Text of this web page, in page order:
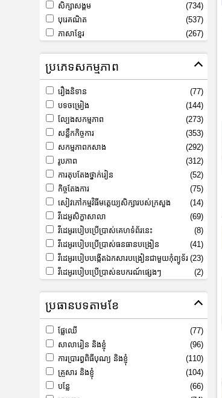
(734)
សិក្សាសង្គម
(537)
បុរេគណិត
(267)
ភាសាខ្មែរ
ប្រភេទសកម្មភាព
(77)
រឿងនិទាន
(144)
បទចម្រៀង
(273)
ល្បែងសកម្មភាព
(353)
សន្លឹកកិច្ចការ
(292)
សកម្មភាពកសាង
(312)
រូបភាព
(52)
ការតុបតែងថ្នាក់រៀន
(75)
កិច្ចតែងការ
(14)
សៀវភៅកម្មវិធីមត្តេយ្យសិក្សារបស់ក្រសួង
(69)
វីដេអូសិក្ខាសាលា
(8)
វីដេអូរបៀបប្រើប្រាស់គេហទំព័រនេះ
(41)
វីដេអូរបៀបប្រើប្រាស់ធនធានបង្រៀន
(23)
វីដេអូរបៀបបង្កើតឯកសារបង្រៀនជាមួយកុំព្យូទ័រ
(2)
វីដេអូរបៀបប្រើប្រាស់ឧបករណ៍ផ្សេងៗ
ប្រធានបទតាមខែ
(77)
ផ្លែឈើ
(96)
សាលារៀន និងខ្ញុំ
(110)
ការប្រារព្ធពិធីបុណ្យ និងខ្ញុំ
(104)
គ្រួសារ និងខ្ញុំ
(66)
បន្លែ